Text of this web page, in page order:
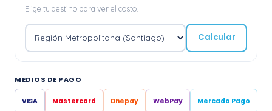
Elige tu destino para ver el costo.
Calcular
MEDIOS DE PAGO
VISA Mastercard Onepay WebPay Mercado Pago